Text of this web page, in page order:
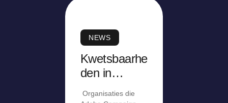
NEWS
Kwetsbaarhe
den in
Organisaties die